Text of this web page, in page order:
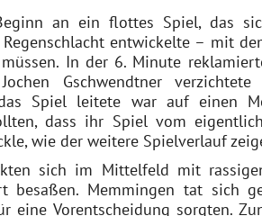
an ein flottes Spiel, das
entwickelte – mit
In der 6. Minute
Jochen Gschwendtner
Spiel leitete war auf einen
dass ihr Spiel vom
wie der weitere Spielverlauf
sich im Mittelfeld mit
besaßen. Memmingen tat sich
eine Vorentscheidung sorgten.